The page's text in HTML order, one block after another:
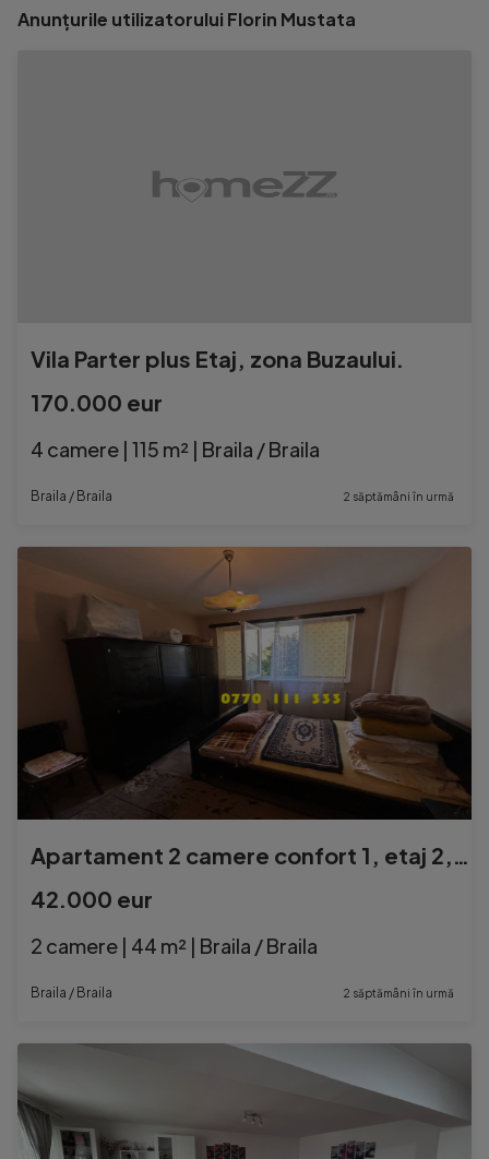
Anunțurile utilizatorului Florin Mustata
Vila Parter plus Etaj, zona Buzaului.
170.000 eur
4 camere | 115 m² | Braila / Braila
Braila / Braila 2 săptămâni în urmă
Apartament 2 camere confort 1, etaj 2, Calea Galati
42.000 eur
2 camere | 44 m² | Braila / Braila
Braila / Braila 2 săptămâni în urmă